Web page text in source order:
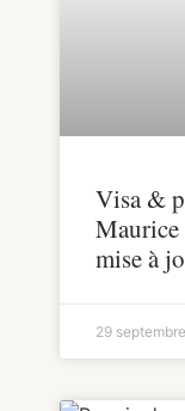
Visa &
mise à
29